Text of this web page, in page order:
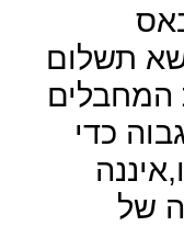
תשלום
כדי
של